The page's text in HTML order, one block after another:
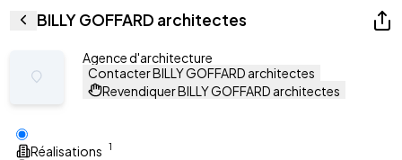
BILLY GOFFARD architectes
Agence d'architecture
Contacter BILLY GOFFARD architectes
Revendiquer BILLY GOFFARD architectes
Réalisations 1